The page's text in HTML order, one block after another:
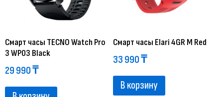
Смарт часы TECNO Watch Pro
3 WP03 Black
29 990₸
Смарт часы Elari 4GR M Red
33 990₸
В корзину